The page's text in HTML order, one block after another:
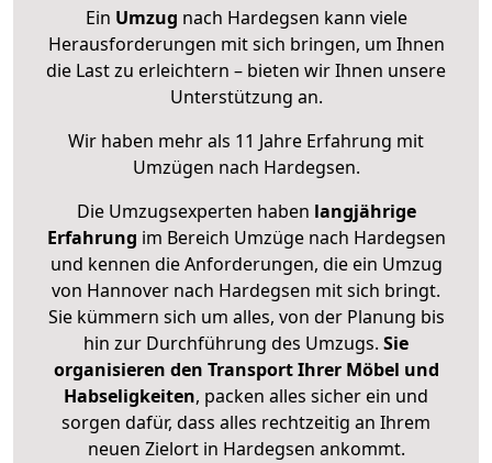
Ein Umzug nach Hardegsen kann viele
Herausforderungen mit sich bringen, um Ihnen
die Last zu erleichtern – bieten wir Ihnen unsere
Unterstützung an.
Wir haben mehr als 11 Jahre Erfahrung mit
Umzügen nach Hardegsen.
Die Umzugsexperten haben langjährige
Erfahrung im Bereich Umzüge nach Hardegsen
und kennen die Anforderungen, die ein Umzug
von Hannover nach Hardegsen mit sich bringt.
Sie kümmern sich um alles, von der Planung bis
hin zur Durchführung des Umzugs. Sie
organisieren den Transport Ihrer Möbel und
Habseligkeiten, packen alles sicher ein und
sorgen dafür, dass alles rechtzeitig an Ihrem
neuen Zielort in Hardegsen ankommt.